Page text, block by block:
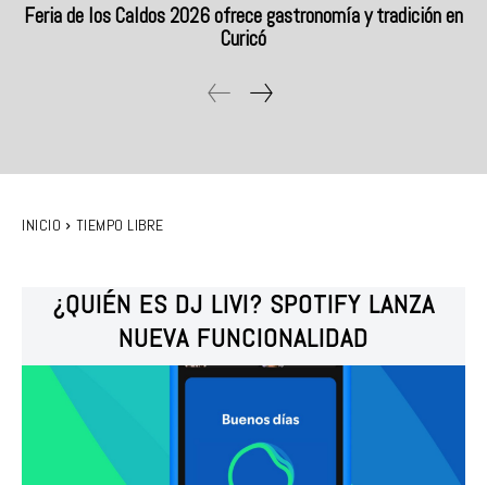
Feria de los Caldos 2026 ofrece gastronomía y tradición en
Curicó